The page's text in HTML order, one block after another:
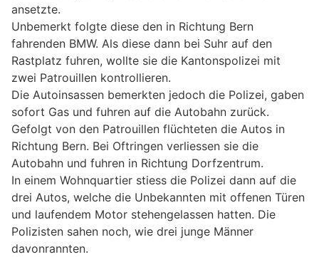
ansetzte.
Unbemerkt folgte diese den in Richtung Bern
fahrenden BMW. Als diese dann bei Suhr auf den
Rastplatz fuhren, wollte sie die Kantonspolizei mit
zwei Patrouillen kontrollieren.
Die Autoinsassen bemerkten jedoch die Polizei, gaben
sofort Gas und fuhren auf die Autobahn zurück.
Gefolgt von den Patrouillen flüchteten die Autos in
Richtung Bern. Bei Oftringen verliessen sie die
Autobahn und fuhren in Richtung Dorfzentrum.
In einem Wohnquartier stiess die Polizei dann auf die
drei Autos, welche die Unbekannten mit offenen Türen
und laufendem Motor stehengelassen hatten. Die
Polizisten sahen noch, wie drei junge Männer
davonrannten.